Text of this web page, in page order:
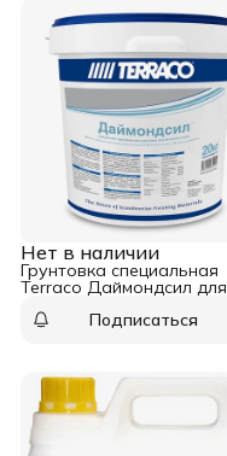
Нет в наличии
Грунтовка специальная
Terraco Даймондcил для
Подписаться